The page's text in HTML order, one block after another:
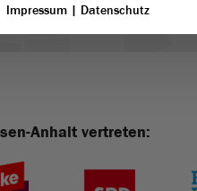
Anhalt vertreten:
Impressum | Datenschutz